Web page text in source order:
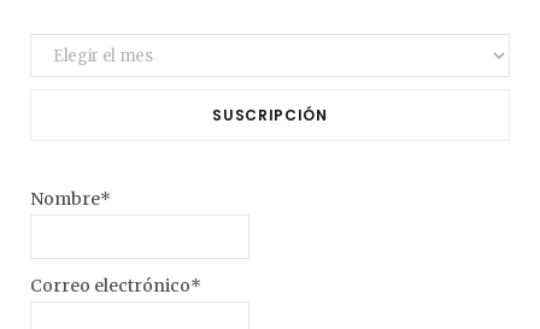
Archivo
SUSCRIPCIÓN
Nombre*
Correo electrónico*